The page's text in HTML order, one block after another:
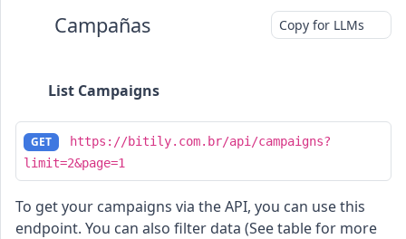
Campañas Copy for LLMs
List Campaigns
GET
https://bitily.com.br/api/campaigns?
limit=2&page=1
To get your campaigns via the API, you can use this
endpoint. You can also filter data (See table for more